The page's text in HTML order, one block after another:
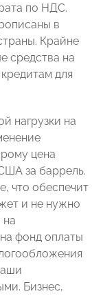
по НДС.
в
Крайне
средства на
для
нагрузки на
цена
за баррель.
что обеспечит
и не нужно
на
фонд оплаты
Бизнес,